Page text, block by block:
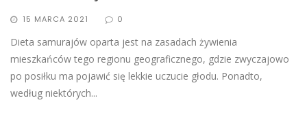
15 MARCA 2021 0
Dieta samurajów oparta jest na zasadach żywienia
mieszkańców tego regionu geograficznego, gdzie zwyczajowo
po posiłku ma pojawić się lekkie uczucie głodu. Ponadto,
według niektórych...